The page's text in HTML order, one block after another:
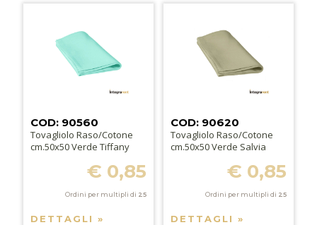
COD: 90560
Tovagliolo Raso/Cotone
cm.50x50 Verde Tiffany
€ 0,85
Ordini per multipli di 25
DETTAGLI »
COD: 90620
Tovagliolo Raso/Cotone
cm.50x50 Verde Salvia
€ 0,85
Ordini per multipli di 25
DETTAGLI »